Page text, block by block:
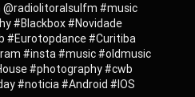
#music
#Blackbox #Novidade
#Eurotopdance #Curitiba
#insta #music #oldmusic
#photography #cwb
#noticia #Android #IOS